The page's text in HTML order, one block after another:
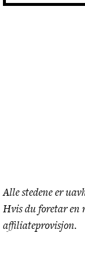
Alle stedene er
Hvis du foretar en
affiliateprovisjon.